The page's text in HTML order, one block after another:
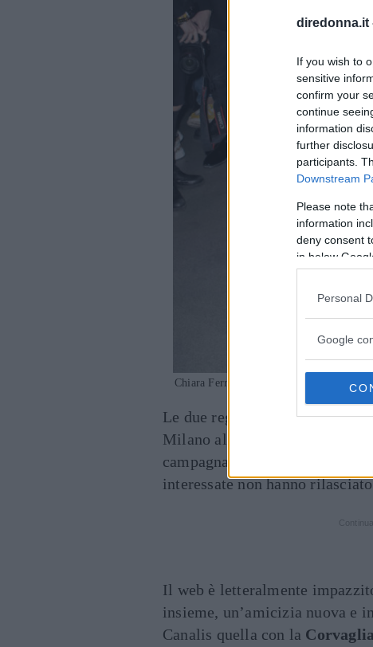
diredonna.it
If you wish to
sensitive
confirm your
continue
information
further
participants.
Downstream
Please note
information
deny consent
in below
Personal
Google
Chiara Ferragni e Elisabetta Canalis alla
Le due regine di Instagram
Milano alla sfilata di Aniye By,
campagna pubblicitaria con
interessate non hanno
Il web è letteralmente
insieme, un’amicizia nuova e
Canalis quella con la Corvaglia